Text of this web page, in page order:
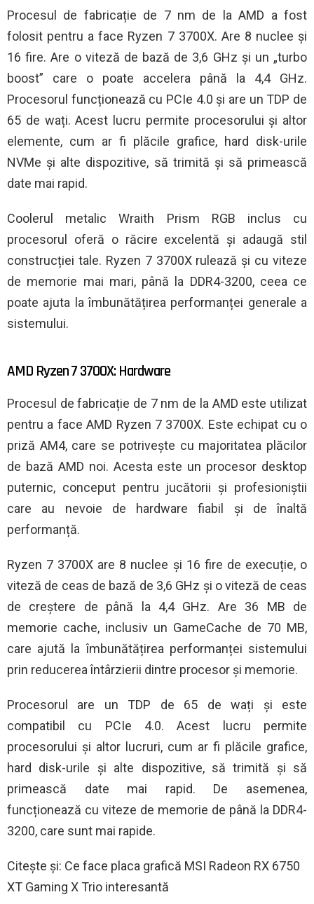
Procesul de fabricație de 7 nm de la AMD a fost
folosit pentru a face Ryzen 7 3700X. Are 8 nuclee și
16 fire. Are o viteză de bază de 3,6 GHz și un „turbo
boost” care o poate accelera până la 4,4 GHz.
Procesorul funcționează cu PCIe 4.0 și are un TDP de
65 de wați. Acest lucru permite procesorului și altor
elemente, cum ar fi plăcile grafice, hard disk-urile
NVMe și alte dispozitive, să trimită și să primească
date mai rapid.
Coolerul metalic Wraith Prism RGB inclus cu
procesorul oferă o răcire excelentă și adaugă stil
construcției tale. Ryzen 7 3700X rulează și cu viteze
de memorie mai mari, până la DDR4-3200, ceea ce
poate ajuta la îmbunătățirea performanței generale a
sistemului.
AMD Ryzen 7 3700X: Hardware
Procesul de fabricație de 7 nm de la AMD este utilizat
pentru a face AMD Ryzen 7 3700X. Este echipat cu o
priză AM4, care se potrivește cu majoritatea plăcilor
de bază AMD noi. Acesta este un procesor desktop
puternic, conceput pentru jucătorii și profesioniștii
care au nevoie de hardware fiabil și de înaltă
performanță.
Ryzen 7 3700X are 8 nuclee și 16 fire de execuție, o
viteză de ceas de bază de 3,6 GHz și o viteză de ceas
de creștere de până la 4,4 GHz. Are 36 MB de
memorie cache, inclusiv un GameCache de 70 MB,
care ajută la îmbunătățirea performanței sistemului
prin reducerea întârzierii dintre procesor și memorie.
Procesorul are un TDP de 65 de wați și este
compatibil cu PCIe 4.0. Acest lucru permite
procesorului și altor lucruri, cum ar fi plăcile grafice,
hard disk-urile și alte dispozitive, să trimită și să
primească date mai rapid. De asemenea,
funcționează cu viteze de memorie de până la DDR4-
3200, care sunt mai rapide.
Citește și: Ce face placa grafică MSI Radeon RX 6750
XT Gaming X Trio interesantă